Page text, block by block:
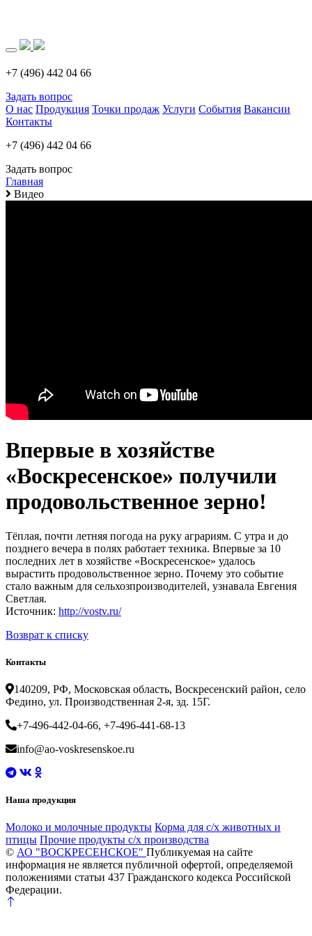
+7 (496) 442 04 66
Задать вопрос
О нас Продукция Точки продаж Услуги События Вакансии
Контакты
+7 (496) 442 04 66
Задать вопрос
Главная
Видео
Впервые в хозяйстве
«Воскресенское» получили
продовольственное зерно!
Тёплая, почти летняя погода на руку аграриям. С утра и до
позднего вечера в полях работает техника. Впервые за 10
последних лет в хозяйстве «Воскресенское» удалось
вырастить продовольственное зерно. Почему это событие
стало важным для сельхозпроизводителей, узнавала Евгения
Светлая.
Источник: http://vostv.ru/
Возврат к списку
Контакты
140209, РФ, Московская область, Воскресенский район, село
Федино, ул. Производственная 2-я, зд. 15Г.
+7-496-442-04-66, +7-496-441-68-13
info@ao-voskresenskoe.ru
Наша продукция
Молоко и молочные продукты Корма для с/х животных и
птицы Прочие продукты с/х производства
© АО "ВОСКРЕСЕНСКОЕ" Публикуемая на сайте
информация не является публичной офертой, определяемой
положениями статьи 437 Гражданского кодекса Российской
Федерации.